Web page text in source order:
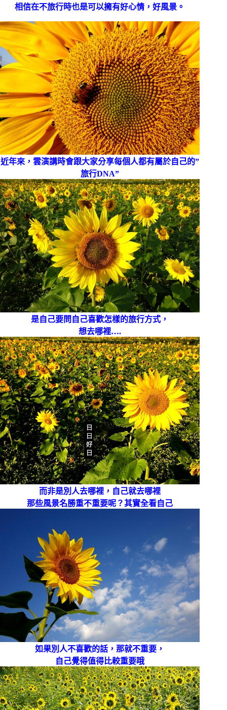
相信在不旅行時也是可以擁有好心情，好風景。
近年來，雲演講時會跟大家分享每個人都有屬於自己的”
旅行DNA”
是自己要問自己喜歡怎樣的旅行方式，
想去哪裡….
而非是別人去哪裡，自己就去哪裡
那些風景名勝重不重要呢？其實全看自己
如果別人不喜歡的話，那就不重要，
自己覺得值得比較重要哦